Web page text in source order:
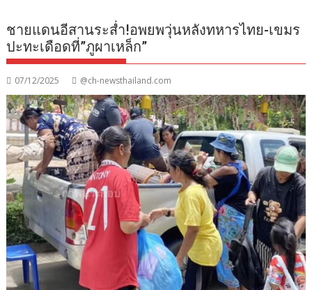
ชายแดนอีสานระส่ำ!อพยพวุ่นหลังทหารไทย-เขมร
ปะทะเดือดที่”ภูผาเหล็ก”
07/12/2025 @ch-newsthailand.com